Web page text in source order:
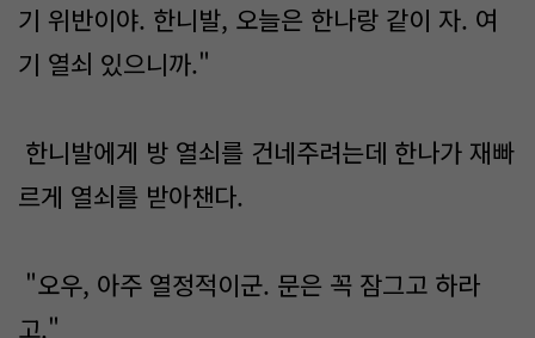
기 위반이야. 한니발, 오늘은 한나랑 같이 자. 여
기 열쇠 있으니까."
한니발에게 방 열쇠를 건네주려는데 한나가 재빠
르게 열쇠를 받아챈다.
"오우, 아주 열정적이군. 문은 꼭 잠그고 하라
고."